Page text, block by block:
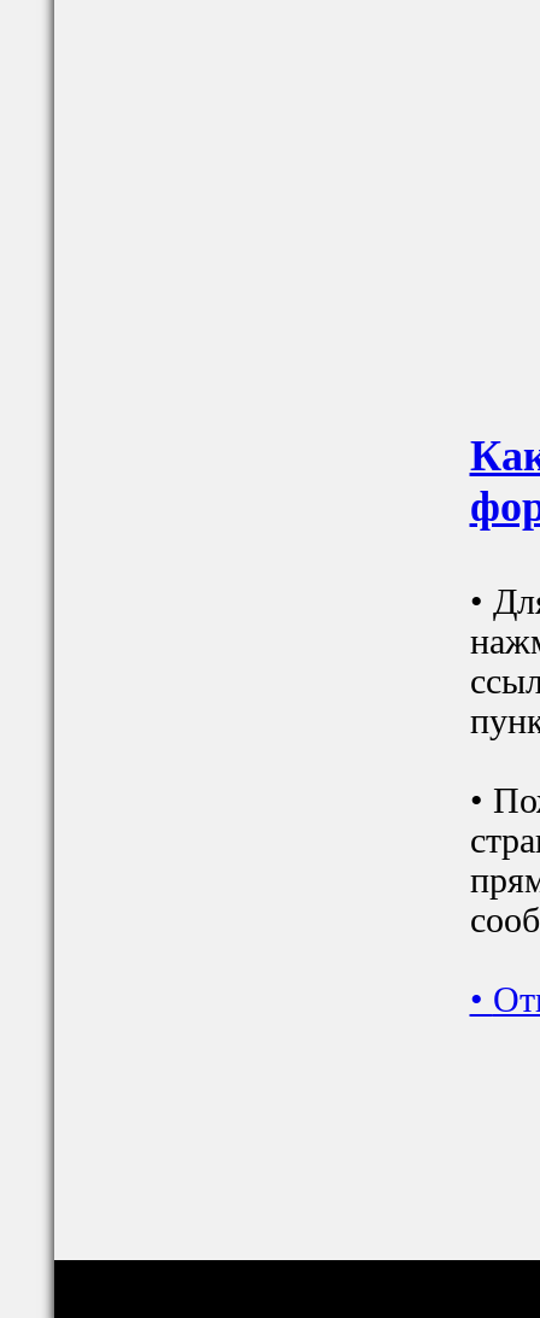
•
•
•